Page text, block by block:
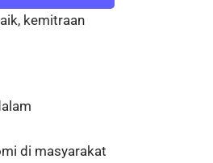
kemitraan
di masyarakat